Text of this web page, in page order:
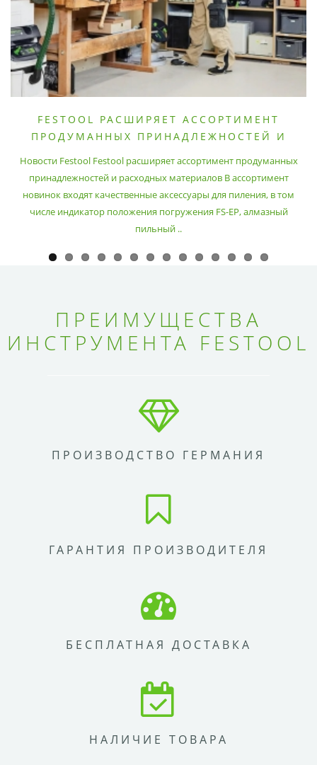
FESTOOL РАСШИРЯЕТ АССОРТИМЕНТ
ПРОДУМАННЫХ ПРИНАДЛЕЖНОСТЕЙ И
Новости Festool Festool расширяет ассортимент продуманных
принадлежностей и расходных материалов В ассортимент
новинок входят качественные аксессуары для пиления, в том
числе индикатор положения погружения FS-EP, алмазный
пильный ..
ПРЕИМУЩЕСТВА
ИНСТРУМЕНТА FESTOOL
ПРОИЗВОДСТВО ГЕРМАНИЯ
ГАРАНТИЯ ПРОИЗВОДИТЕЛЯ
БЕСПЛАТНАЯ ДОСТАВКА
НАЛИЧИЕ ТОВАРА